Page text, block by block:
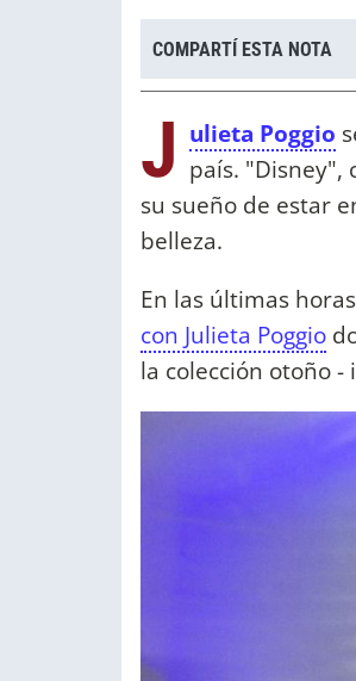
COMPARTÍ ESTA NOTA
J ulieta Poggio
país. "Disney",
su sueño de estar
belleza.
En las últimas
con Julieta Poggio
la colección otoño